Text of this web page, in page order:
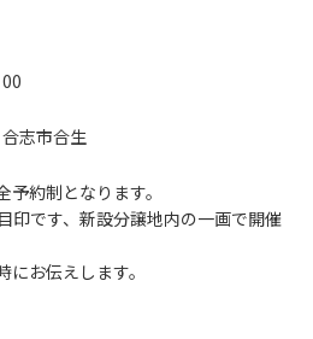
志市合生
予約制となります。
印です、新設分譲地内の一画で開催
にお伝えします。